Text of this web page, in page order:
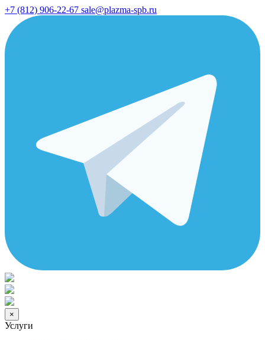
+7 (812) 906-22-67 sale@plazma-spb.ru
×
Услуги